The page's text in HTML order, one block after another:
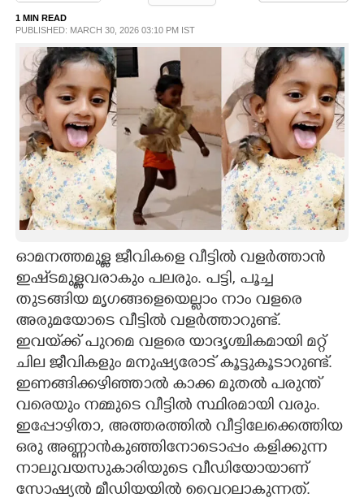
LIFESTYLE
SPIRITUAL
INFO+
ART
ASTRO
CARTOONS
LITERATURE
ZOOM
CONTACT US
1 MIN READ
PUBLISHED: MARCH 30, 2026 03:10 PM IST
ഓമനത്തമുള്ള ജീവികളെ വീട്ടിൽ വളർത്താൻ
ഇഷ്‌ടമുള്ളവരാകും പലരും. പട്ടി, പൂച്ച
തുടങ്ങിയ മൃഗങ്ങളെയെല്ലാം നാം വളരെ
അരുമയോടെ വീട്ടിൽ വളർത്താറുണ്ട്.
ഇവയ്‌ക്ക് പുറമെ വളരെ യാദൃശ്ചികമായി മറ്റ്
ചില ജീവികളും മനുഷ്യരോട് കൂട്ടുകൂടാറുണ്ട്.
ഇണങ്ങിക്കഴിഞ്ഞാൽ കാക്ക മുതൽ പരുന്ത്
വരെയും നമ്മുടെ വീട്ടിൽ സ്ഥിരമായി വരും.
ഇപ്പോഴിതാ, അത്തരത്തിൽ വീട്ടിലേക്കെത്തിയ
ഒരു അണ്ണാൻകുഞ്ഞിനോടൊപ്പം കളിക്കുന്ന
നാലുവയസുകാരിയുടെ വീഡിയോയാണ്
സോഷ്യൽ മീഡിയയിൽ വൈറലാകുന്നത്.